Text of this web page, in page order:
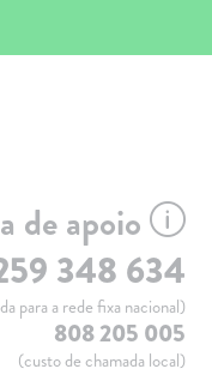
de apoio
348 634
para a rede fixa nacional)
808 205 005
(custo de chamada local)